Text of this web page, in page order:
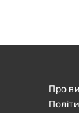
Про